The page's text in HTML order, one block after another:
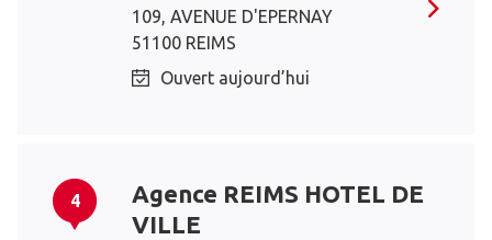
109, AVENUE D'EPERNAY
51100 REIMS
Ouvert aujourd’hui
4
Agence REIMS HOTEL DE
VILLE